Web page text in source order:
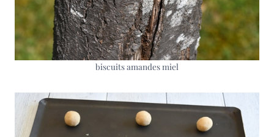
biscuits amandes miel